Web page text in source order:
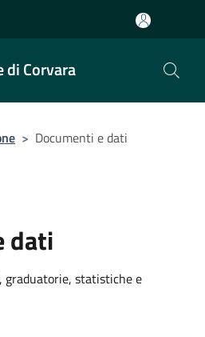
di Corvara
> Documenti e dati
dati
graduatorie, statistiche e